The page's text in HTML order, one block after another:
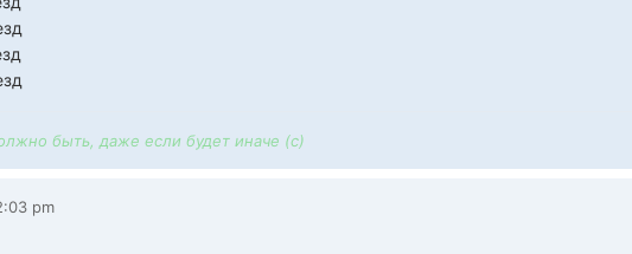
быть, даже если будет иначе (с)
pm